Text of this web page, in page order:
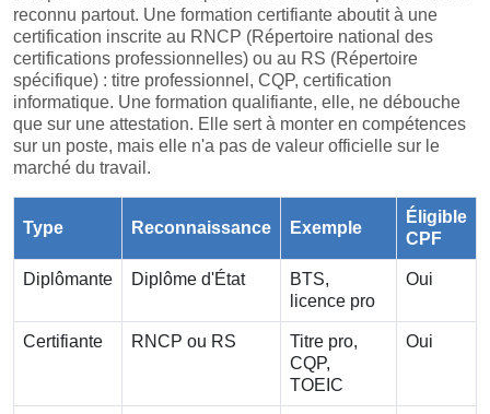
reconnu partout. Une formation certifiante aboutit à une
certification inscrite au RNCP (Répertoire national des
certifications professionnelles) ou au RS (Répertoire
spécifique) : titre professionnel, CQP, certification
informatique. Une formation qualifiante, elle, ne débouche
que sur une attestation. Elle sert à monter en compétences
sur un poste, mais elle n'a pas de valeur officielle sur le
marché du travail.
Type Reconnaissance Exemple
Éligible
CPF
Diplômante Diplôme d'État
BTS,
licence pro
Oui
Certifiante RNCP ou RS
Titre pro,
CQP,
TOEIC
Oui